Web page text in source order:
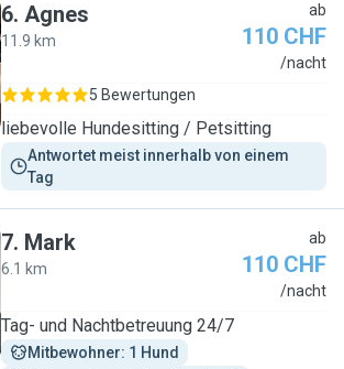
6. Agnes
11.9 km
ab
110 CHF
/nacht
5 Bewertungen
liebevolle Hundesitting / Petsitting
Antwortet meist innerhalb von einem
Tag
7. Mark
6.1 km
ab
110 CHF
/nacht
Tag- und Nachtbetreuung 24/7
Mitbewohner: 1 Hund